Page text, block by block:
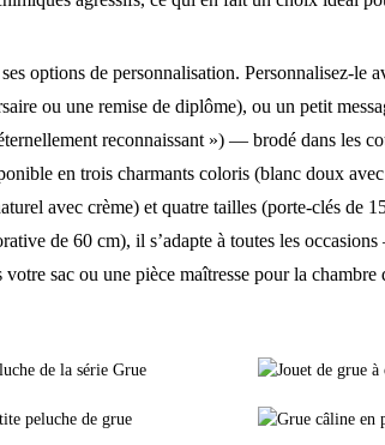
options de personnalisation. Personnalisez-le
ou une remise de diplôme), ou un petit
reconnaissant ») — brodé dans les
en trois charmants coloris (blanc doux avec
avec crème) et quatre tailles (porte-clés de
de 60 cm), il s’adapte à toutes les
sac ou une pièce maîtresse pour la chambre